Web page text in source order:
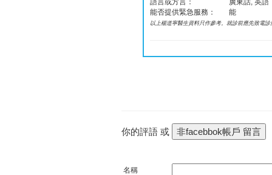
語言或方言：
廣東話, 英語
能否提供緊急服務：
能
以上楊道寧醫生資料只作參考。就診前應先致電
你的評語 或
名稱